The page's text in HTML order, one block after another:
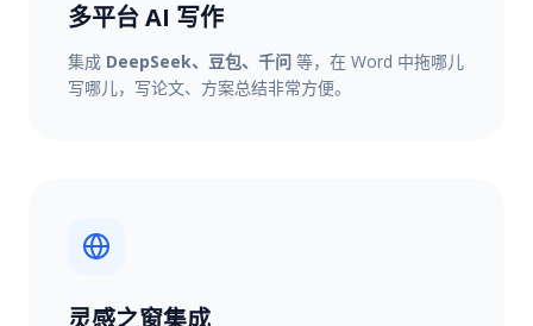
多平台 AI 写作
集成 DeepSeek、豆包、千问 等，在 Word 中拖哪儿
写哪儿，写论文、方案总结非常方便。
灵感之窗集成